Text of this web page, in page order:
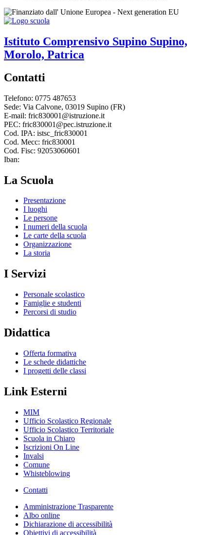
Istituto Comprensivo Supino Supino,
Morolo, Patrica
Contatti
Telefono: 0775 487653
Sede: Via Calvone, 03019 Supino (FR)
E-mail: fric830001@istruzione.it
PEC: fric830001@pec.istruzione.it
Cod. IPA: istsc_fric830001
Cod. Mecc: fric830001
Cod. Fisc: 92053060601
Iban:
La Scuola
Presentazione
I luoghi
Le persone
I numeri della scuola
Le carte della scuola
Organizzazione
La storia
I Servizi
Personale scolastico
Famiglie e studenti
Percorsi di studio
Didattica
Offerta formativa
Le schede didattiche
I progetti delle classi
Link Esterni
MIM
Ufficio Scolastico Regionale
Ufficio Scolastico Territoriale
Scuola in Chiaro
Iscrizioni On Line
Invalsi
Comune
Whisteblowing
Contatti
Amministrazione Trasparente
Albo online
Dichiarazione di accessibilità
Obiettivi di accessibilità